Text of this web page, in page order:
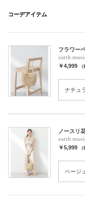
コーデアイテム
フラワー
earth
￥4,999
ノースリ
earth
￥5,999